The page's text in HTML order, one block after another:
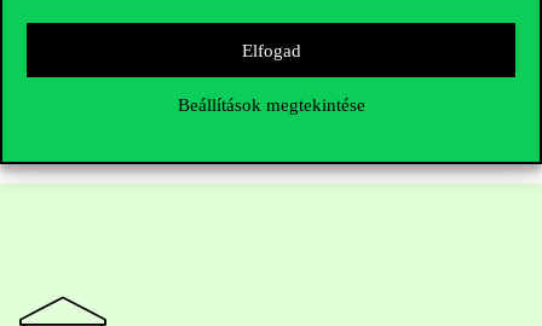
Elfogad
Beállítások megtekintése
egyetem most, ami bátran fel tudja venni a versenyt jó nyugati
német, francia, olasz vagy holland egyetemekkel.